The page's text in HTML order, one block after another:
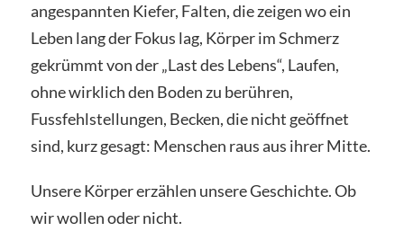
angespannten Kiefer, Falten, die zeigen wo ein
Leben lang der Fokus lag, Körper im Schmerz
gekrümmt von der „Last des Lebens“, Laufen,
ohne wirklich den Boden zu berühren,
Fussfehlstellungen, Becken, die nicht geöffnet
sind, kurz gesagt: Menschen raus aus ihrer Mitte.
Unsere Körper erzählen unsere Geschichte. Ob
wir wollen oder nicht.